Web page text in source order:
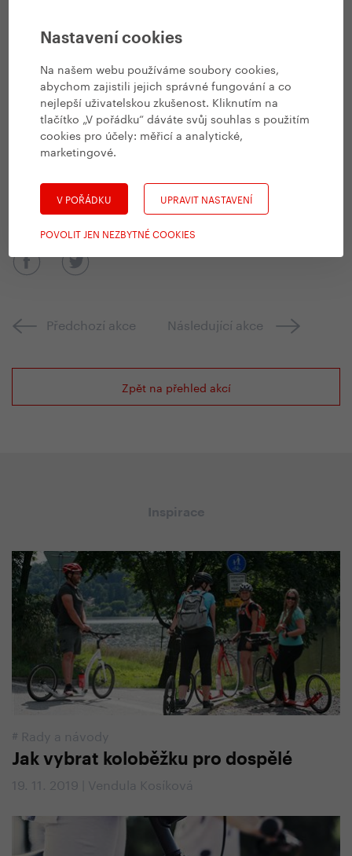
Nastavení cookies
Na našem webu používáme soubory cookies,
abychom zajistili jejich správné fungování a co
nejlepší uživatelskou zkušenost. Kliknutím na
tlačítko „V pořádku“ dáváte svůj souhlas s použitím
cookies pro účely: měřicí a analytické,
marketingové.
V POŘÁDKU UPRAVIT NASTAVENÍ
POVOLIT JEN NEZBYTNÉ COOKIES
se přihlásí méně než 10 účastníků.
Předchozí akce Následující akce
Zpět na přehled akcí
Inspirace
# Rady a návody
Jak vybrat koloběžku pro dospělé
19. 11. 2019 | Vendula Kosíková